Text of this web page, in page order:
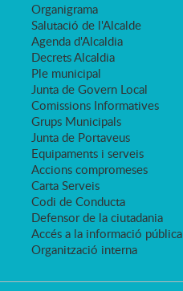
Organigrama
Salutació de l'Alcalde
Agenda d'Alcaldia
Decrets Alcaldia
Ple municipal
Junta de Govern Local
Comissions Informatives
Grups Municipals
Junta de Portaveus
Equipaments i serveis
Accions compromeses
Carta Serveis
Codi de Conducta
Defensor de la ciutadania
Accés a la informació pública
Organització interna